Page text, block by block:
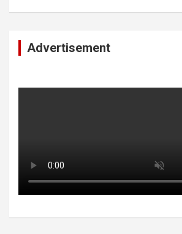
Advertisement